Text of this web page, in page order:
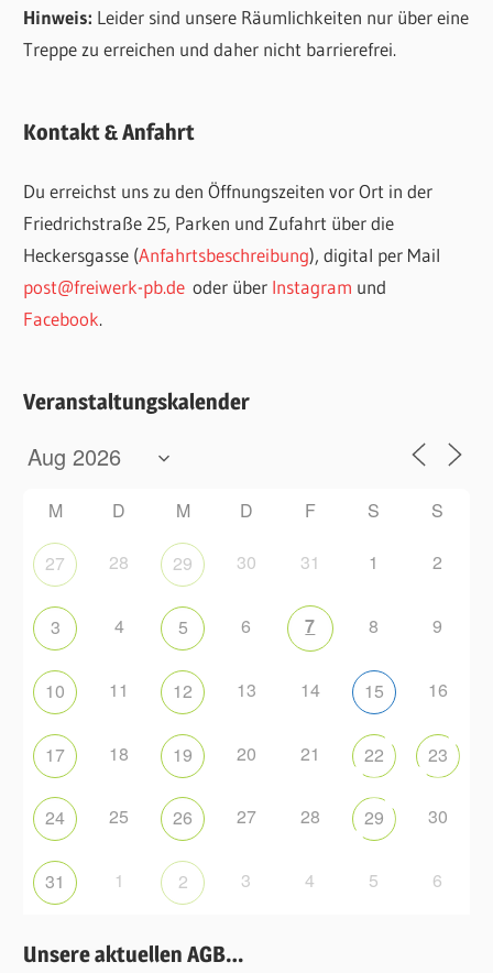
Hinweis: Leider sind unsere Räumlichkeiten nur über eine
Treppe zu erreichen und daher nicht barrierefrei.
Kontakt & Anfahrt
Du erreichst uns zu den Öffnungszeiten vor Ort in der
Friedrichstraße 25, Parken und Zufahrt über die
Heckersgasse (Anfahrtsbeschreibung), digital per Mail
post@freiwerk-pb.de oder über Instagram und
Facebook.
Veranstaltungskalender
M D M D F S S
27 28 29 30 31 1 2
3 4 5 6 7 8 9
10 11 12 13 14 15 16
17 18 19 20 21 22 23
24 25 26 27 28 29 30
31 1 2 3 4 5 6
Unsere aktuellen AGB…